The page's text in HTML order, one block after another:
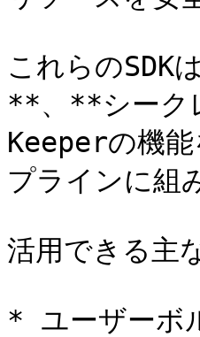
これらの
**、**シーク
Keeperの機能
プラインに組
活用できる主
* ユーザーボ